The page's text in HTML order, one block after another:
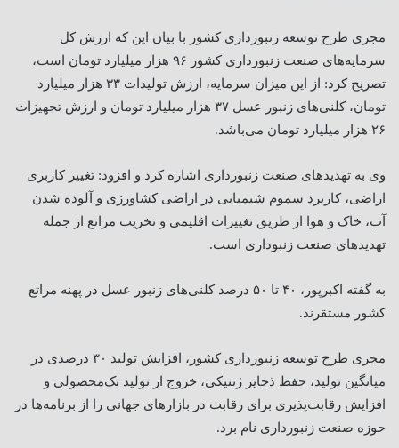
مجری طرح توسعه زنبورداری کشور با بیان این که ارزش کل
سرمایه‌های صنعت زنبورداری کشور ۹۶ هزار میلیارد تومان است،
تصریح کرد: از این میزان سرمایه، ارزش تولیدات ۳۳ هزار میلیارد
تومان، کلنی‌های زنبور عسل ۳۷ هزار میلیارد تومان و ارزش تجهیزات
۲۶ هزار میلیارد تومان می‌باشد.
وی به تهدیدهای صنعت زنبورداری اشاره کرد و افزود: تغییر کاربری
اراضی، کاربرد سموم شیمیایی در اراضی کشاورزی و آلوده شدن
آب، خاک و هوا از طریق تغییرات اقلیمی و تخریب مراتع از جمله
تهدیدهای صنعت زنبوداری است.
به گفته اکبرپور، ۴۰ تا ۵۰ درصد کلنی‌های زنبور عسل در پهنه مراتع
کشور مستقرند.
مجری طرح توسعه زنبورداری کشور، افزایش تولید ۳۰ درصدی در
میانگین تولید، حفظ ذخایر ژنتیکی، خروج از تولید تک‌محصولی و
افزایش رقابت‌پذیری برای رقابت در بازارهای جهانی را از برنامه‌ها در
حوزه صنعت زنبورداری نام برد.